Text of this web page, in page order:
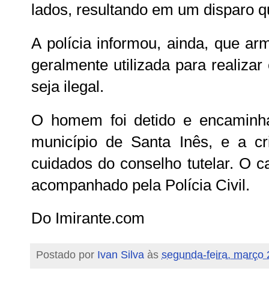
lados, resultando em um disparo
A polícia informou, ainda, que
geralmente utilizada para
seja ilegal.
O homem foi detido e
município de Santa Inês, e a
cuidados do conselho tutelar. O
acompanhado pela Polícia Civil.
Do Imirante.com
Postado por Ivan Silva às segunda-feira, março